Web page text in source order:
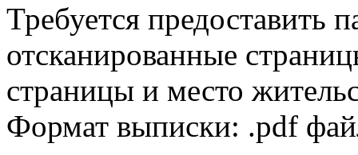
Требуется предоставить
отсканированные
страницы и место
Формат выписки: .pdf